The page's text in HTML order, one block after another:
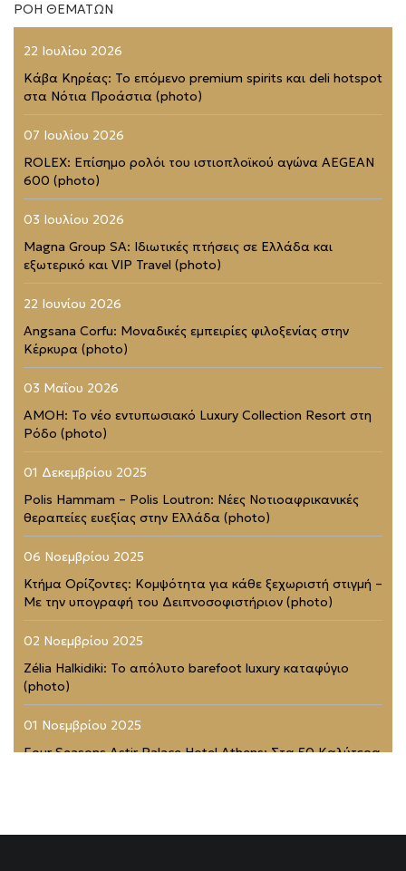
ΡΟΗ ΘΕΜΑΤΩΝ
22 Ιουλίου 2026
Κάβα Κηρέας: Το επόμενο premium spirits και deli hotspot
στα Νότια Προάστια (photo)
07 Ιουλίου 2026
ROLEX: Επίσημο ρολόι του ιστιοπλοϊκού αγώνα AEGEAN
600 (photo)
03 Ιουλίου 2026
Magna Group SA: Ιδιωτικές πτήσεις σε Ελλάδα και
εξωτερικό και VIP Travel (photo)
22 Ιουνίου 2026
Angsana Corfu: Μοναδικές εμπειρίες φιλοξενίας στην
Κέρκυρα (photo)
03 Μαΐου 2026
AMOH: Το νέο εντυπωσιακό Luxury Collection Resort στη
Ρόδο (photo)
01 Δεκεμβρίου 2025
Polis Hammam – Polis Loutron: Νέες Νοτιοαφρικανικές
θεραπείες ευεξίας στην Ελλάδα (photo)
06 Νοεμβρίου 2025
Κτήμα Ορίζοντες: Κομψότητα για κάθε ξεχωριστή στιγμή –
Με την υπογραφή του Δειπνοσοφιστήριον (photo)
02 Νοεμβρίου 2025
Zélia Halkidiki: Το απόλυτο barefoot luxury καταφύγιο
(photo)
01 Νοεμβρίου 2025
Four Seasons Astir Palace Hotel Athens: Στα 50 Καλύτερα
Rodopou & Beyond: Ένα από τα πιο εντυπωσιακά